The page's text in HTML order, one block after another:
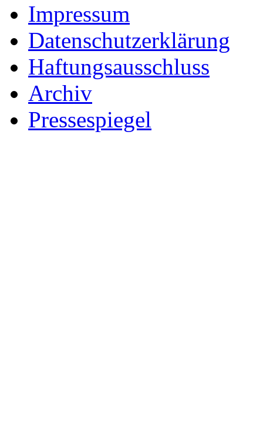
Impressum
Datenschutzerklärung
Haftungsausschluss
Archiv
Pressespiegel